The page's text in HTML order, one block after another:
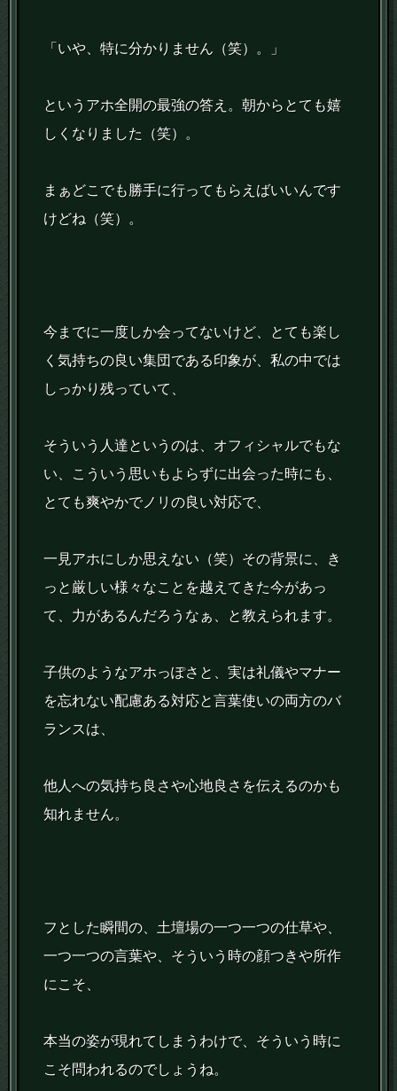
「いや、特に分かりません（笑）。」
というアホ全開の最強の答え。朝からとても嬉
しくなりました（笑）。
まぁどこでも勝手に行ってもらえばいいんです
けどね（笑）。
今までに一度しか会ってないけど、とても楽し
く気持ちの良い集団である印象が、私の中では
しっかり残っていて、
そういう人達というのは、オフィシャルでもな
い、こういう思いもよらずに出会った時にも、
とても爽やかでノリの良い対応で、
一見アホにしか思えない（笑）その背景に、き
っと厳しい様々なことを越えてきた今があっ
て、力があるんだろうなぁ、と教えられます。
子供のようなアホっぽさと、実は礼儀やマナー
を忘れない配慮ある対応と言葉使いの両方のバ
ランスは、
他人への気持ち良さや心地良さを伝えるのかも
知れません。
フとした瞬間の、土壇場の一つ一つの仕草や、
一つ一つの言葉や、そういう時の顔つきや所作
にこそ、
本当の姿が現れてしまうわけで、そういう時に
こそ問われるのでしょうね。